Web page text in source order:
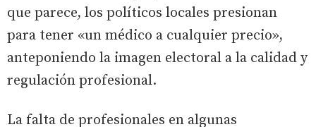
que parece, los políticos locales presionan
para tener «un médico a cualquier precio»,
anteponiendo la imagen electoral a la calidad y
regulación profesional.
La falta de profesionales en algunas